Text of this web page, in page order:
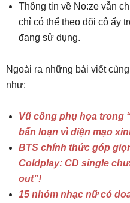
Thông tin về No:ze vẫn
chỉ có thể theo dõi cô ấy
đang sử dụng.
Ngoài ra những bài viết
như:
Vũ công phụ họa trong
bấn loạn vì diện mạo
BTS chính thức góp
Coldplay: CD single
out”!
15 nhóm nhạc nữ có